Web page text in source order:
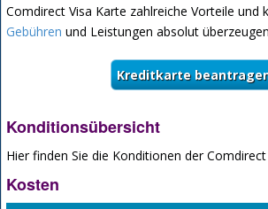
Comdirect Visa Karte zahlreiche Vorteile und
Gebühren und Leistungen absolut
Konditionsübersicht
Hier finden Sie die Konditionen der Comdirect
Kosten